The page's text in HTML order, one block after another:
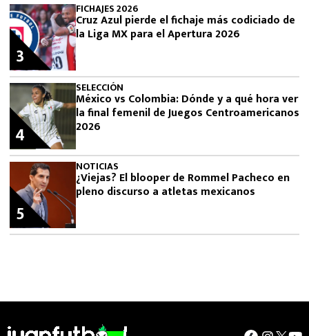
FICHAJES 2026
Cruz Azul pierde el fichaje más codiciado de
la Liga MX para el Apertura 2026
3
SELECCIÓN
México vs Colombia: Dónde y a qué hora ver
la final femenil de Juegos Centroamericanos
2026
4
NOTICIAS
¿Viejas? El blooper de Rommel Pacheco en
pleno discurso a atletas mexicanos
5